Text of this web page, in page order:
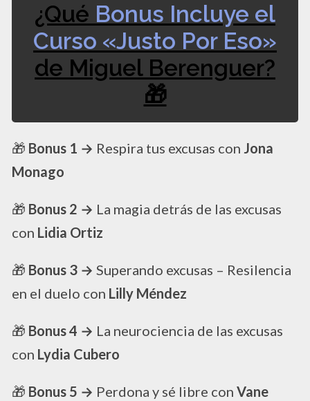
¿Qué Bonus Incluye el
Curso «Justo Por Eso»
de Miguel Berenguer?​
🎁​
​🎁​ Bonus 1 → Respira tus excusas con Jona
Monago
🎁​ Bonus 2 → La magia detrás de las excusas
con Lidia Ortiz
🎁​ Bonus 3 → Superando excusas – Resilencia
en el duelo con Lilly Méndez
🎁​ Bonus 4 → La neurociencia de las excusas
con Lydia Cubero
🎁​ Bonus 5 → Perdona y sé libre con Vane